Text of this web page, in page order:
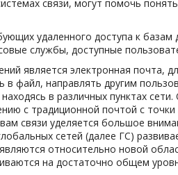
связи, могут помочь
удаленного доступа к
службы, доступные
является электронная почта,
в файл, направлять другим
в различных пунктах
с традиционной почтой с точки
связи уделяется большое
сетей (далее ГС)
относительно новой
на достаточно общем